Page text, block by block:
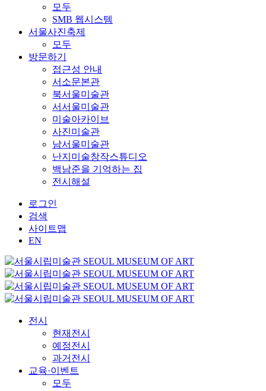
모두
SMB 웹시스템
서울사진축제
모두
방문하기
접근성 안내
서소문본관
북서울미술관
서서울미술관
미술아카이브
사진미술관
남서울미술관
난지미술창작스튜디오
백남준을 기억하는 집
전시해설
로그인
검색
사이트맵
EN
전시
현재전시
예정전시
과거전시
교육·이벤트
모두